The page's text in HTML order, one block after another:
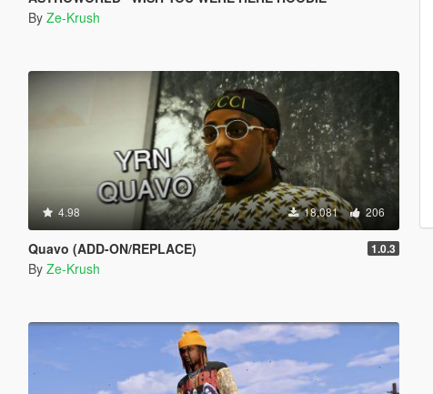
By Ze-Krush
4.98 18,081 206
Quavo (ADD-ON/REPLACE) 1.0.3
By Ze-Krush